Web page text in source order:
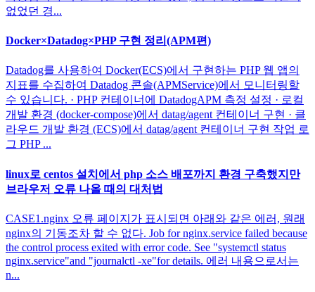
없었던 경...
Docker×Datadog×PHP 구현 정리(APM편)
Datadog를 사용하여 Docker(ECS)에서 구현하는 PHP 웹 앱의
지표를 수집하여 Datadog 콘솔(APMService)에서 모니터링할
수 있습니다. · PHP 컨테이너에 DatadogAPM 측정 설정 · 로컬
개발 환경 (docker-compose)에서 datag/agent 컨테이너 구현 · 클
라우드 개발 환경 (ECS)에서 datag/agent 컨테이너 구현 작업 로
그 PHP ...
linux로 centos 설치에서 php 소스 배포까지 환경 구축했지만
브라우저 오류 나올 때의 대처법
CASE1.nginx 오류 페이지가 표시되면 아래와 같은 에러, 원래
nginx의 기동조차 할 수 없다. Job for nginx.service failed because
the control process exited with error code. See "systemctl status
nginx.service"and "journalctl -xe"for details. 에러 내용으로서는
n...